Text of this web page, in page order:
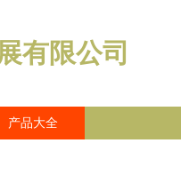
有限公司
产品大全